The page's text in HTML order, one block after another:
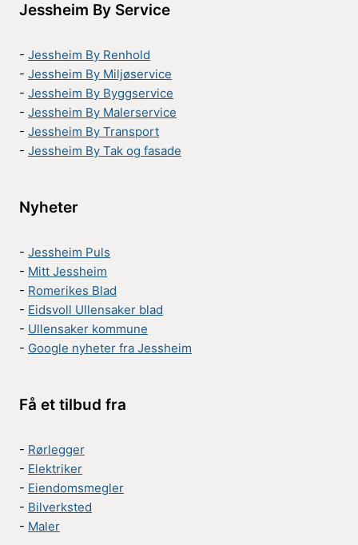
Jessheim By Service
- Jessheim By Renhold
- Jessheim By Miljøservice
- Jessheim By Byggservice
- Jessheim By Malerservice
- Jessheim By Transport
- Jessheim By Tak og fasade
Nyheter
- Jessheim Puls
- Mitt Jessheim
- Romerikes Blad
- Eidsvoll Ullensaker blad
- Ullensaker kommune
- Google nyheter fra Jessheim
Få et tilbud fra
- Rørlegger
- Elektriker
- Eiendomsmegler
- Bilverksted
- Maler